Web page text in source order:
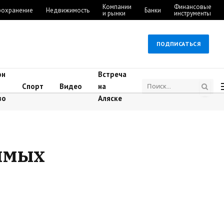
Недвижимость Компании
и рынки Банки Финансовые
инструменты
ПОДПИСАТЬСЯ
Спорт Видео
Встреча
на
Аляске